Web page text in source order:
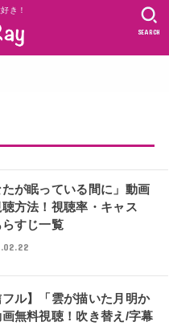
き！
SEARCH
たが眠っている間に」動画
方法！視聴率・キャス
らすじ一覧
フル】「雲が描いた月明か
画無料視聴！吹き替え/字幕